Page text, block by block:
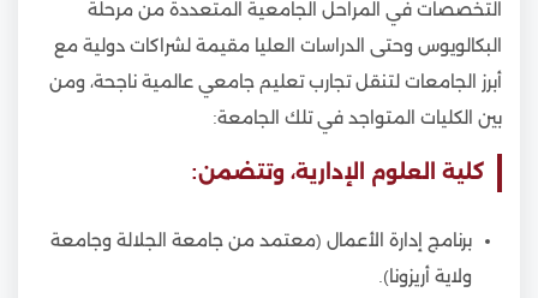
التخصصات في المراحل الجامعية المتعددة من مرحلة
البكالويوس وحتى الدراسات العليا مقيمة لشراكات دولية مع
أبرز الجامعات لتنقل تجارب تعليم جامعي عالمية ناجحة، ومن
بين الكليات المتواجد في تلك الجامعة:
كلية العلوم الإدارية، وتتضمن:
برنامج إدارة الأعمال (معتمد من جامعة الجلالة وجامعة
ولاية أريزونا).